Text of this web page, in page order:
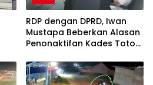
RDP dengan DPRD, Iwan
Mustapa Beberkan Alasan
Penonaktifan Kades Toto